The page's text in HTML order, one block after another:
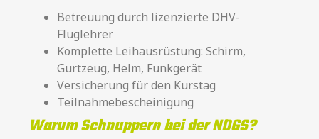
Betreuung durch lizenzierte DHV-
Fluglehrer
Komplette Leihausrüstung: Schirm,
Gurtzeug, Helm, Funkgerät
Versicherung für den Kurstag
Teilnahmebescheinigung
Warum Schnuppern bei der NDGS?